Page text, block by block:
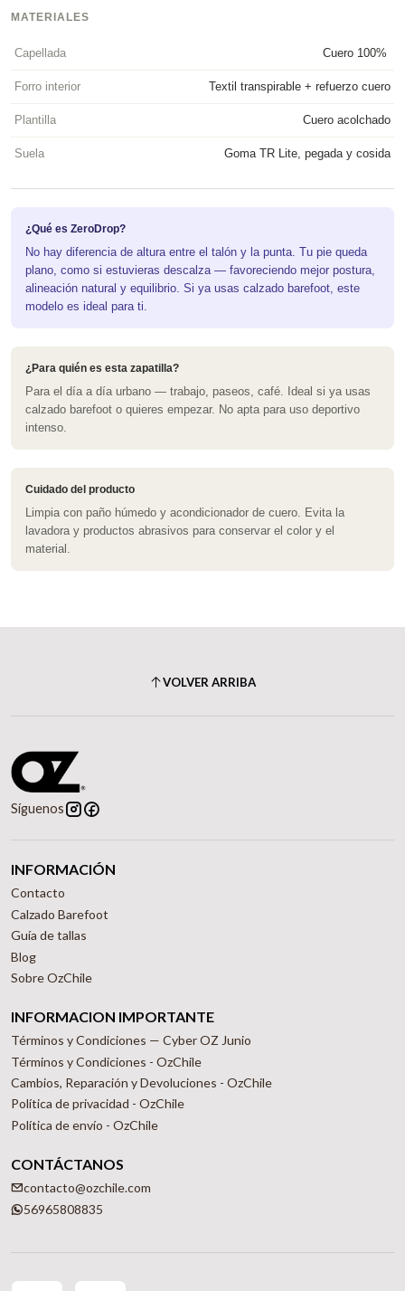
MATERIALES
Capellada Cuero 100%
Forro interior Textil transpirable + refuerzo cuero
Plantilla Cuero acolchado
Suela Goma TR Lite, pegada y cosida
¿Qué es ZeroDrop?
No hay diferencia de altura entre el talón y la punta. Tu pie queda
plano, como si estuvieras descalza — favoreciendo mejor postura,
alineación natural y equilibrio. Si ya usas calzado barefoot, este
modelo es ideal para ti.
¿Para quién es esta zapatilla?
Para el día a día urbano — trabajo, paseos, café. Ideal si ya usas
calzado barefoot o quieres empezar. No apta para uso deportivo
intenso.
Cuidado del producto
Limpia con paño húmedo y acondicionador de cuero. Evita la
lavadora y productos abrasivos para conservar el color y el
material.
VOLVER ARRIBA
Síguenos
INFORMACIÓN
Contacto
Calzado Barefoot
Guía de tallas
Blog
Sobre OzChile
INFORMACION IMPORTANTE
Términos y Condiciones — Cyber OZ Junio
Términos y Condiciones - OzChile
Cambios, Reparación y Devoluciones - OzChile
Política de privacidad - OzChile
Política de envío - OzChile
CONTÁCTANOS
contacto@ozchile.com
56965808835